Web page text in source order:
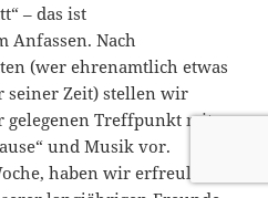
– das ist
Anfassen. Nach
(wer ehrenamtlich etwas
Zeit) stellen wir
gelegenen Treffpunkt mit
und Musik vor.
haben wir erfreulich